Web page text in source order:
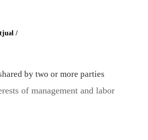
/
by two or more parties
of management and labor